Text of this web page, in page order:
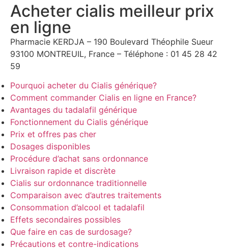
Acheter cialis meilleur prix
en ligne
Pharmacie KERDJA – 190 Boulevard Théophile Sueur
93100 MONTREUIL, France – Téléphone : 01 45 28 42
59
Pourquoi acheter du Cialis générique?
Comment commander Cialis en ligne en France?
Avantages du tadalafil générique
Fonctionnement du Cialis générique
Prix et offres pas cher
Dosages disponibles
Procédure d’achat sans ordonnance
Livraison rapide et discrète
Cialis sur ordonnance traditionnelle
Comparaison avec d’autres traitements
Consommation d’alcool et tadalafil
Effets secondaires possibles
Que faire en cas de surdosage?
Précautions et contre-indications